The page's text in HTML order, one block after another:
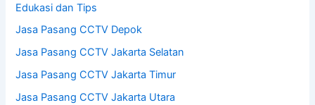
Edukasi dan Tips
Jasa Pasang CCTV Depok
Jasa Pasang CCTV Jakarta Selatan
Jasa Pasang CCTV Jakarta Timur
Jasa Pasang CCTV Jakarta Utara